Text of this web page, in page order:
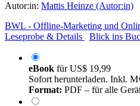
Autor:in: Mattis Heinze (Autor:in)
BWL - Offline-Marketing und
Leseprobe & Details
Blick ins
eBook fürUS$ 19,99
Sofort herunterladen. Inkl.
Format: PDF – für alle